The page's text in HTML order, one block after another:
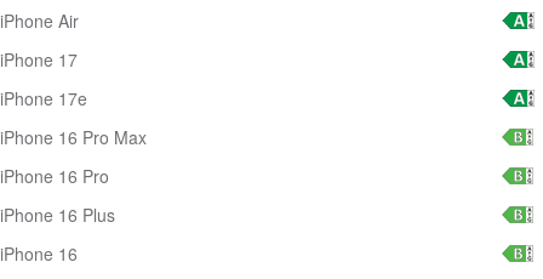
iPhone Air
iPhone 17
iPhone 17e
iPhone 16 Pro Max
iPhone 16 Pro
iPhone 16 Plus
iPhone 16